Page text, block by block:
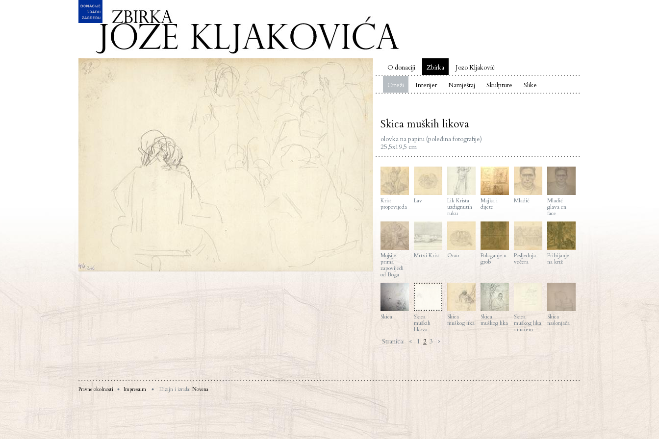
English
O donaciji Zbirka
Jozo Kljaković
Crteži
Interijer Namještaj Skulpture Slike
Skica muških likova
olovka na papiru (poleđina fotografije)
25,5x19,5 cm
Krist
propovijeda
Lav
Lik Krista
uzdignutih
ruku
Majka i
dijete
Mladić
Mladić
glava en
face
Mojsije
prima
zapovijedi
od Boga
Mrtvi Krist Orao
Polaganje u
grob
Posljednja
večera
Pribijanje
na križ
Skica
Skica
muških
likova
Skica
muškog lika
Skica
muškog lika
Skica
muškog lika
s mačem
Skica
naslonjača
Stranica: < 1 2 3 >
Pravne okolnosti Impressum Dizajn i izrada: Novena